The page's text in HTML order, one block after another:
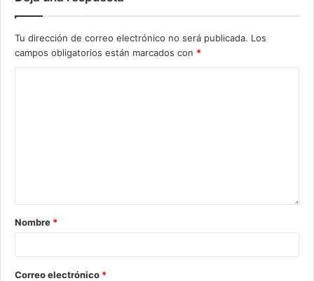
Tu dirección de correo electrónico no será publicada. Los
campos obligatorios están marcados con *
Nombre *
Correo electrónico *